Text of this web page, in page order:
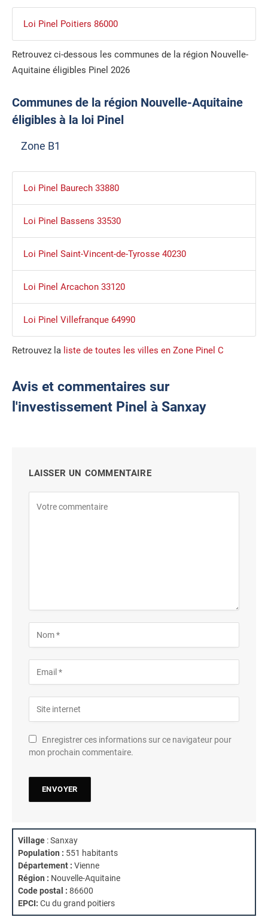
Loi Pinel Poitiers 86000
Retrouvez ci-dessous les communes de la région Nouvelle-
Aquitaine éligibles Pinel 2026
Communes de la région Nouvelle-Aquitaine
éligibles à la loi Pinel
Zone B1
Loi Pinel Baurech 33880
Loi Pinel Bassens 33530
Loi Pinel Saint-Vincent-de-Tyrosse 40230
Loi Pinel Arcachon 33120
Loi Pinel Villefranque 64990
Retrouvez la liste de toutes les villes en Zone Pinel C
Avis et commentaires sur
l'investissement Pinel à Sanxay
LAISSER UN COMMENTAIRE
Enregistrer ces informations sur ce navigateur pour
mon prochain commentaire.
Village : Sanxay
Population : 551 habitants
Département : Vienne
Région : Nouvelle-Aquitaine
Code postal : 86600
EPCI: Cu du grand poitiers